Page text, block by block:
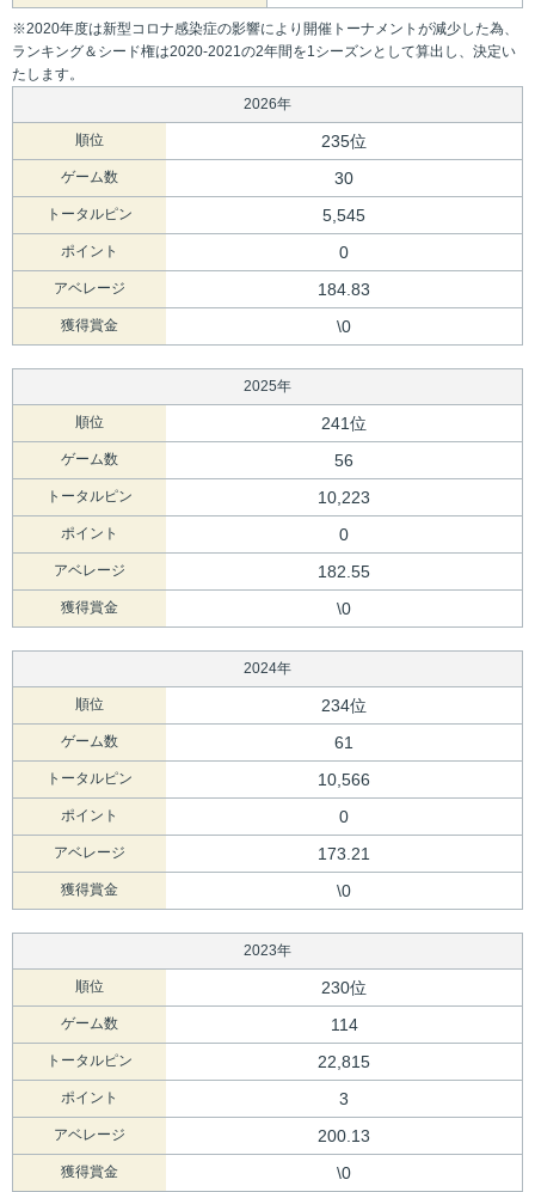
※2020年度は新型コロナ感染症の影響により開催トーナメントが減少した為、
ランキング＆シード権は2020-2021の2年間を1シーズンとして算出し、決定い
たします。
2026年
順位 235位
ゲーム数 30
トータルピン 5,545
ポイント 0
アベレージ 184.83
獲得賞金 \0
2025年
順位 241位
ゲーム数 56
トータルピン 10,223
ポイント 0
アベレージ 182.55
獲得賞金 \0
2024年
順位 234位
ゲーム数 61
トータルピン 10,566
ポイント 0
アベレージ 173.21
獲得賞金 \0
2023年
順位 230位
ゲーム数 114
トータルピン 22,815
ポイント 3
アベレージ 200.13
獲得賞金 \0